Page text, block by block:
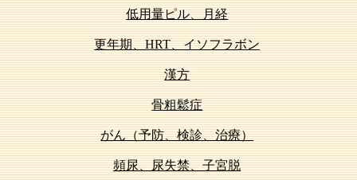
低用量ピル、月経
更年期、HRT、イソフラボン
漢方
骨粗鬆症
がん（予防、検診、治療）
頻尿、尿失禁、子宮脱